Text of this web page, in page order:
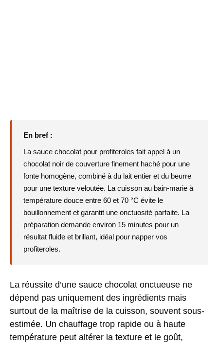
En bref :
La sauce chocolat pour profiteroles fait appel à un
chocolat noir de couverture finement haché pour une
fonte homogène, combiné à du lait entier et du beurre
pour une texture veloutée. La cuisson au bain-marie à
température douce entre 60 et 70 °C évite le
bouillonnement et garantit une onctuosité parfaite. La
préparation demande environ 15 minutes pour un
résultat fluide et brillant, idéal pour napper vos
profiteroles.
La réussite d’une sauce chocolat onctueuse ne
dépend pas uniquement des ingrédients mais
surtout de la maîtrise de la cuisson, souvent sous-
estimée. Un chauffage trop rapide ou à haute
température peut altérer la texture et le goût,